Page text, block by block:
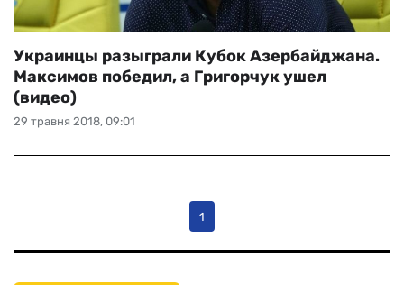
29 травня 2018, 09:01
Украинцы разыграли Кубок Азербайджана.
Максимов победил, а Григорчук ушел
(видео)
1